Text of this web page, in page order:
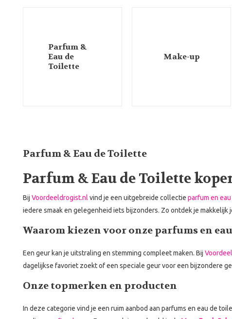
Parfum &
Eau de
Toilette
Make-up
Parfum & Eau de Toilette
Parfum & Eau de Toilette
Bij Voordeeldrogist.nl vind je een uitgebreide collectie parfum en
iedere smaak en gelegenheid iets bijzonders. Zo ontdek je
Waarom kiezen voor onze parfums en
Een geur kan je uitstraling en stemming compleet maken. Bij
dagelijkse favoriet zoekt of een speciale geur voor een bijzondere
Onze topmerken en producten
In deze categorie vind je een ruim aanbod aan parfums en eau de